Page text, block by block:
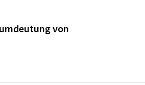
von